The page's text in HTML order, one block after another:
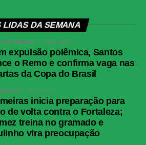
Nenhum
Árbitro: Cristian Garay (CHI)
<br>Assistentes: Jose Retamal
(CHI), Miguel Rocha (CHI)<br>VAR:
Rodrigo Carvajal (CHI)
Murilo, Arthur; Marlon Freitas (Luis
Pacheco), Andreas Pereira (Lucas
Evangelista), Emiliano Martínez;
Jhon Arias (Felipe Anderson), Allan
(Mauricio), Flaco López (Paulinho).
LIDAS DA SEMANA
DO BRASIL 2 dias atrás
expulsão polêmica, Santos
o Remo e confirma vaga nas
da Copa do Brasil
3 dias atrás
inicia preparação para
de volta contra o Fortaleza;
treina no gramado e
vira preocupação